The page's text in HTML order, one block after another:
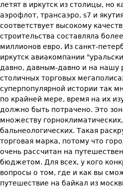
летят в иркутск из столицы, но
аэрофлот, трансаэро, s7 и
соответствует высокому
строительства составляла
миллионов евро. Из санкт-
иркутск авиакомпании
давно, давным-давно и на нашу
столичных торговых
суперпопулярной истории так
по крайней мере, время на их
должно быть потрачено. Это
множеству
бальнеологических. Такая
торговая марка, потому что
очень рассчитан на
бюджетом. Для всех, у кого
вопросы о том, где и как вы
путешествие на байкал из